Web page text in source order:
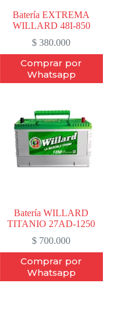
Batería EXTREMA
WILLARD 48I-850
$ 380.000
Comprar por
Whatsapp
Batería WILLARD
TITANIO 27AD-1250
$ 700.000
Comprar por
Whatsapp